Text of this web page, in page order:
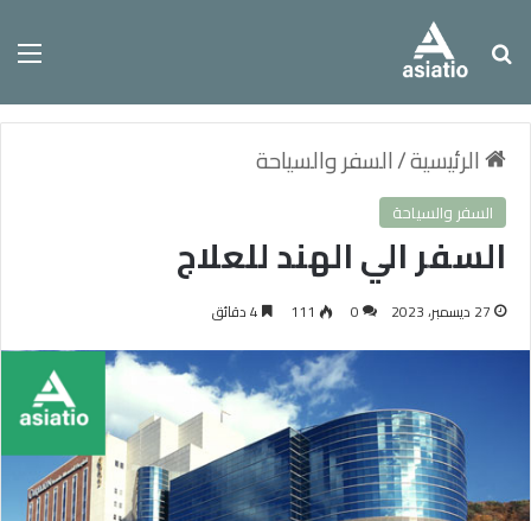
بحث عن
الرئيسية/السفر والسياحة
السفر والسياحة
السفر الي الهند للعلاج
27 ديسمبر، 2023 0
111